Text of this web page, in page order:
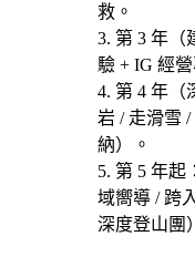
救 。
第 3 年（
驗 + IG 經
第 4 年（
岩 / 走滑雪
納）
。
第 5 年起
域嚮導 / 跨
深度登山團）